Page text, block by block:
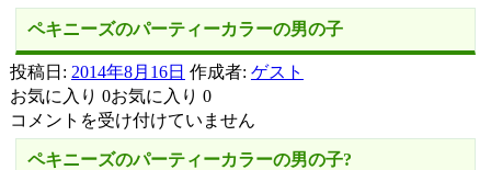
目
の
大
き
な
ペキニーズのパーティーカラーの男の子
投稿日: 2014年8月16日 作成者: ゲスト
お気に入り 0お気に入り 0
ペ
キ
コメントを受け付けていません
ペキニーズのパーティーカラーの男の子?